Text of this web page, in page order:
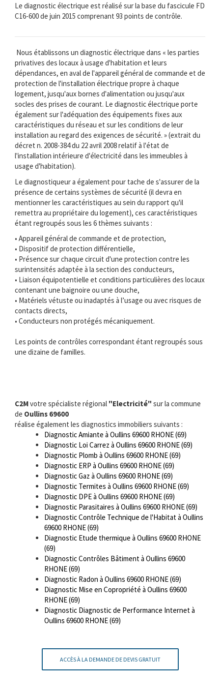
Le diagnostic électrique est réalisé sur la base du fascicule FD
C16-600 de juin 2015 comprenant 93 points de contrôle.
Nous établissons un diagnostic électrique dans « les parties
privatives des locaux à usage d'habitation et leurs
dépendances, en aval de l'appareil général de commande et de
protection de l'installation électrique propre à chaque
logement, jusqu'aux bornes d'alimentation ou jusqu'aux
socles des prises de courant. Le diagnostic électrique porte
également sur l'adéquation des équipements fixes aux
caractéristiques du réseau et sur les conditions de leur
installation au regard des exigences de sécurité. » (extrait du
décret n. 2008-384 du 22 avril 2008 relatif à l'état de
l'installation intérieure d'électricité dans les immeubles à
usage d'habitation).
Le diagnostiqueur a également pour tache de s'assurer de la
présence de certains systèmes de sécurité (il devra en
mentionner les caractéristiques au sein du rapport qu'il
remettra au propriétaire du logement), ces caractéristiques
étant regroupés sous les 6 thèmes suivants :
• Appareil général de commande et de protection,
• Dispositif de protection différentielle,
• Présence sur chaque circuit d'une protection contre les
surintensités adaptée à la section des conducteurs,
• Liaison équipotentielle et conditions particulières des locaux
contenant une baignoire ou une douche,
• Matériels vétuste ou inadaptés à l’usage ou avec risques de
contacts directs,
• Conducteurs non protégés mécaniquement.
Les points de contrôles correspondant étant regroupés sous
une dizaine de familles.
C2Mvotre spécialiste régional "Electricité" sur la commune
de Oullins 69600
réalise également les diagnostics immobiliers suivants :
Diagnostic Amiante à Oullins 69600 RHONE (69)
Diagnostic Loi Carrez à Oullins 69600 RHONE (69)
Diagnostic Plomb à Oullins 69600 RHONE (69)
Diagnostic ERP à Oullins 69600 RHONE (69)
Diagnostic Gaz à Oullins 69600 RHONE (69)
Diagnostic Termites à Oullins 69600 RHONE (69)
Diagnostic DPE à Oullins 69600 RHONE (69)
Diagnostic Parasitaires à Oullins 69600 RHONE (69)
Diagnostic Contrôle Technique de l'Habitat à Oullins
69600 RHONE (69)
Diagnostic Etude thermique à Oullins 69600 RHONE
(69)
Diagnostic Contrôles Bâtiment à Oullins 69600
RHONE (69)
Diagnostic Radon à Oullins 69600 RHONE (69)
Diagnostic Mise en Copropriété à Oullins 69600
RHONE (69)
Diagnostic Diagnostic de Performance Internet à
Oullins 69600 RHONE (69)
ACCÈS À LA DEMANDE DE DEVIS GRATUIT